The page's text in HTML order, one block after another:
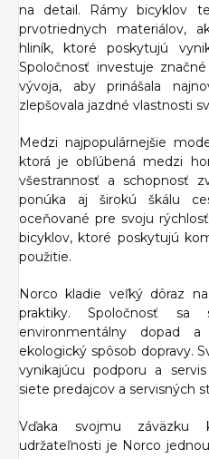
na detail. Rámy bicyklov
prvotriednych materiálov,
hliník, ktoré poskytujú
Spoločnosť investuje
vývoja, aby prinášala
zlepšovala jazdné vlastnosti
Medzi najpopulárnejšie
ktorá je obľúbená medzi
všestrannosť a schopnosť
ponúka aj širokú škálu
oceňované pre svoju
bicyklov, ktoré poskytujú
použitie.
Norco kladie veľký dôraz
praktiky. Spoločnosť sa
environmentálny dopad
ekologický spôsob dopravy.
vynikajúcu podporu a
siete predajcov a servisných
Vďaka svojmu záväzku
udržateľnosti je Norco